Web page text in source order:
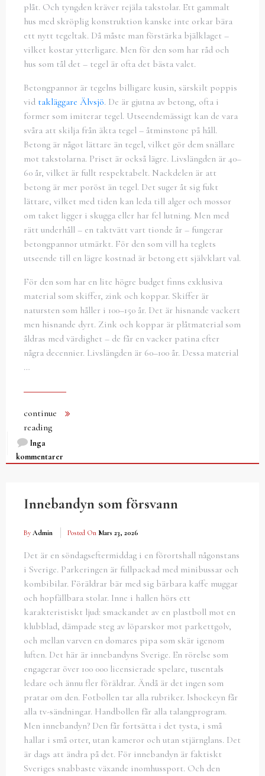
plåt. Och tyngden kräver rejäla takstolar. Ett gammalt
hus med skröplig konstruktion kanske inte orkar bära
ett nytt tegeltak. Då måste man förstärka bjälklaget –
vilket kostar ytterligare. Men för den som har råd och
hus som tål det – tegel är ofta det bästa valet.
Betongpannor är tegelns billigare kusin, särskilt poppis
vid takläggare Älvsjö. De är gjutna av betong, ofta i
former som imiterar tegel. Utseendemässigt kan de vara
svåra att skilja från äkta tegel – åtminstone på håll.
Betong är något lättare än tegel, vilket gör dem snällare
mot takstolarna. Priset är också lägre. Livslängden är 40–
60 år, vilket är fullt respektabelt. Nackdelen är att
betong är mer poröst än tegel. Det suger åt sig fukt
lättare, vilket med tiden kan leda till alger och mossor
om taket ligger i skugga eller har fel lutning. Men med
rätt underhåll – en taktvätt vart tionde år – fungerar
betongpannor utmärkt. För den som vill ha teglets
utseende till en lägre kostnad är betong ett självklart val.
För den som har en lite högre budget finns exklusiva
material som skiffer, zink och koppar. Skiffer är
natursten som håller i 100–150 år. Det är hisnande vackert
men hisnande dyrt. Zink och koppar är plåtmaterial som
åldras med värdighet – de får en vacker patina efter
några decennier. Livslängden är 60–100 år. Dessa material
…
continue
reading
Inga
kommentarer
Innebandyn som försvann
By Admin Posted On Mars 23, 2026
Det är en söndagseftermiddag i en förortshall någonstans
i Sverige. Parkeringen är fullpackad med minibussar och
kombibilar. Föräldrar bär med sig bärbara kaffe muggar
och hopfällbara stolar. Inne i hallen hörs ett
karakteristiskt ljud: smackandet av en plastboll mot en
klubblad, dämpade steg av löparskor mot parkettgolv,
och mellan varven en domares pipa som skär igenom
luften. Det här är innebandyns Sverige. En rörelse som
engagerar över 100 000 licensierade spelare, tusentals
ledare och ännu fler föräldrar. Ändå är det ingen som
pratar om den. Fotbollen tar alla rubriker. Ishockeyn får
alla tv-sändningar. Handbollen får alla talangprogram.
Men innebandyn? Den får fortsätta i det tysta, i små
hallar i små orter, utan kameror och utan stjärnglans. Det
är dags att ändra på det. För innebandyn är faktiskt
Sveriges snabbaste växande inomhussport. Och den